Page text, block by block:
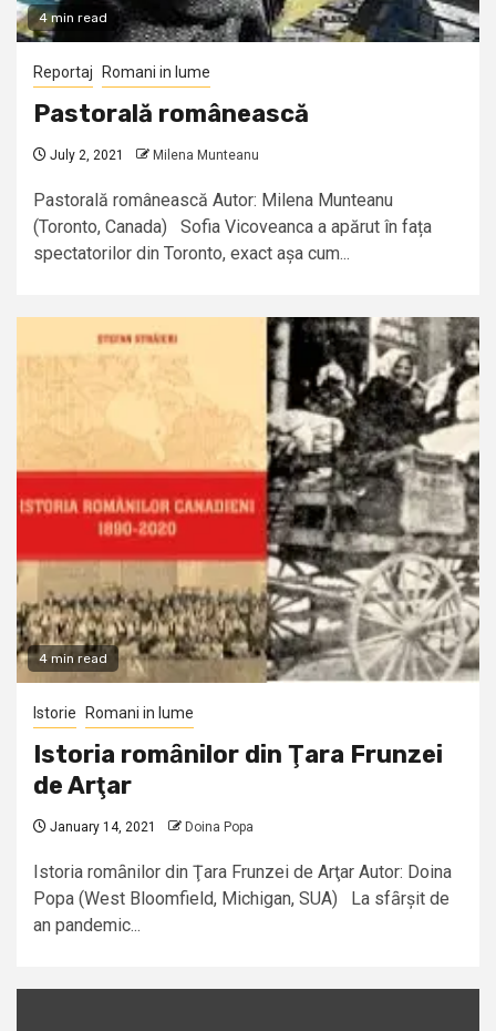
4 min read
Reportaj Romani in lume
Pastorală românească
July 2, 2021 Milena Munteanu
Pastorală românească Autor: Milena Munteanu
(Toronto, Canada) Sofia Vicoveanca a apărut în fața
spectatorilor din Toronto, exact așa cum...
4 min read
Istorie Romani in lume
Istoria romȃnilor din Ţara Frunzei
de Arţar
January 14, 2021 Doina Popa
Istoria romȃnilor din Ţara Frunzei de Arţar Autor: Doina
Popa (West Bloomfield, Michigan, SUA) La sfȃrșit de
an pandemic...